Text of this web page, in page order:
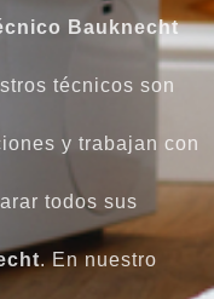
Bauknecht
técnicos son
y trabajan con
todos sus
. En nuestro